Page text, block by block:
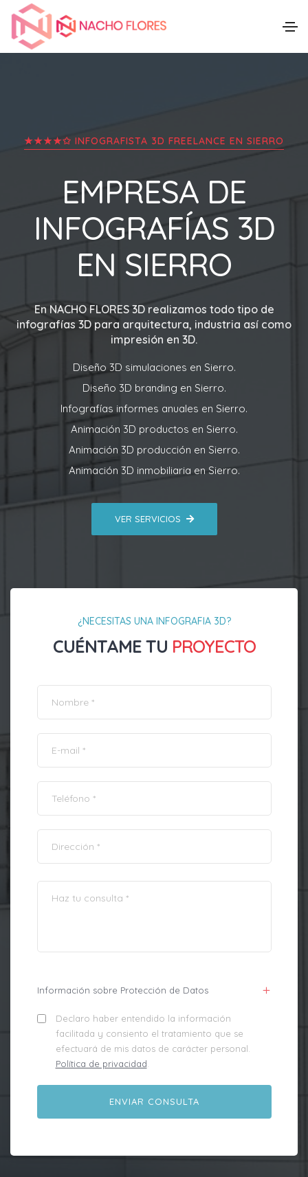
★★★★✩ INFOGRAFISTA 3D FREELANCE EN SIERRO
EMPRESA DE
INFOGRAFÍAS 3D
EN SIERRO
En NACHO FLORES 3Drealizamos todo tipo de
infografías 3D para arquitectura, industria así como
impresión en 3D.
Diseño 3D simulaciones en Sierro.
Diseño 3D branding en Sierro.
Infografías informes anuales en Sierro.
Animación 3D productos en Sierro.
Animación 3D producción en Sierro.
Animación 3D inmobiliaria en Sierro.
VER SERVICIOS
¿NECESITAS UNA INFOGRAFIA 3D?
CUÉNTAME TU PROYECTO
Información sobre Protección de Datos
Declaro haber entendido la información
facilitada y consiento el tratamiento que se
efectuará de mis datos de carácter personal.
Política de privacidad.